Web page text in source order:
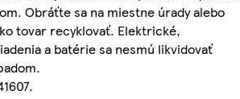
Obráťte sa na miestne úrady alebo
tovar recyklovať. Elektrické,
a batérie sa nesmú likvidovať